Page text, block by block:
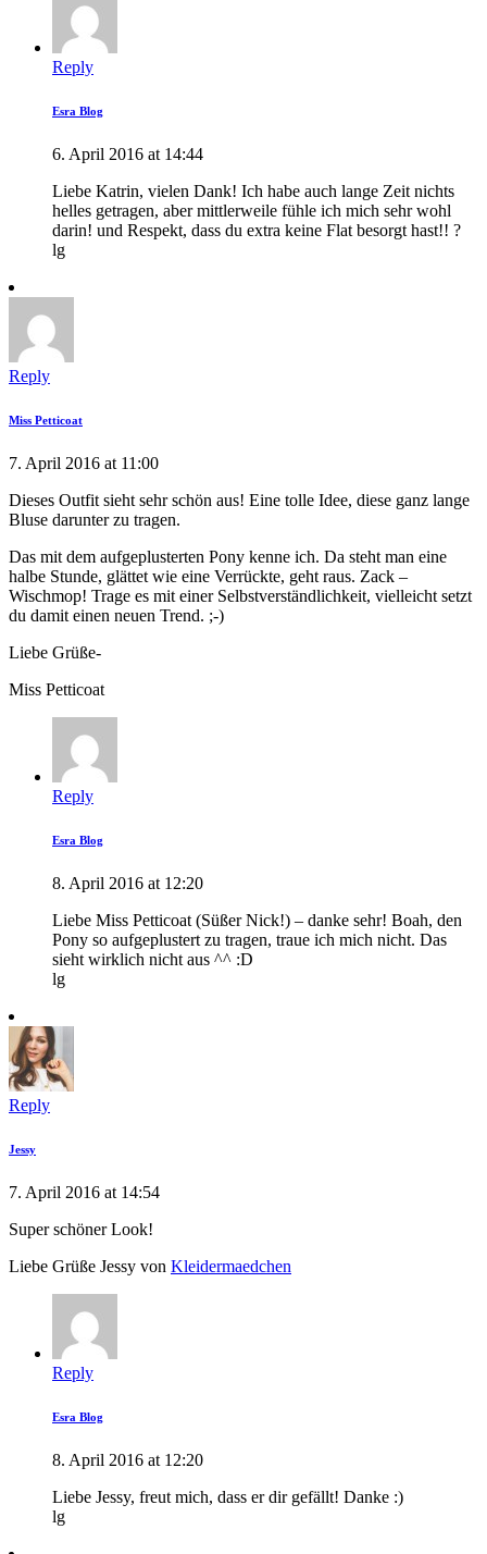
Reply
Esra Blog
6. April 2016 at 14:44
Liebe Katrin, vielen Dank! Ich habe auch lange Zeit nichts
helles getragen, aber mittlerweile fühle ich mich sehr wohl
darin! und Respekt, dass du extra keine Flat besorgt hast!! ?
lg
Reply
Miss Petticoat
7. April 2016 at 11:00
Dieses Outfit sieht sehr schön aus! Eine tolle Idee, diese ganz lange
Bluse darunter zu tragen.
Das mit dem aufgeplusterten Pony kenne ich. Da steht man eine
halbe Stunde, glättet wie eine Verrückte, geht raus. Zack –
Wischmop! Trage es mit einer Selbstverständlichkeit, vielleicht setzt
du damit einen neuen Trend. ;-)
Liebe Grüße-
Miss Petticoat
Reply
Esra Blog
8. April 2016 at 12:20
Liebe Miss Petticoat (Süßer Nick!) – danke sehr! Boah, den
Pony so aufgeplustert zu tragen, traue ich mich nicht. Das
sieht wirklich nicht aus ^^ :D
lg
Reply
Jessy
7. April 2016 at 14:54
Super schöner Look!
Liebe Grüße Jessy von Kleidermaedchen
Reply
Esra Blog
8. April 2016 at 12:20
Liebe Jessy, freut mich, dass er dir gefällt! Danke :)
lg